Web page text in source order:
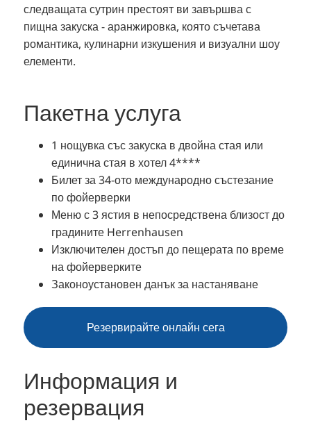
следващата сутрин престоят ви завършва с
пищна закуска - аранжировка, която съчетава
романтика, кулинарни изкушения и визуални шоу
елементи.
Пакетна услуга
1 нощувка със закуска в двойна стая или
единична стая в хотел 4****
Билет за 34-ото международно състезание
по фойерверки
Меню с 3 ястия в непосредствена близост до
градините Herrenhausen
Изключителен достъп до пещерата по време
на фойерверките
Законоустановен данък за настаняване
Резервирайте онлайн сега
Информация и
резервация